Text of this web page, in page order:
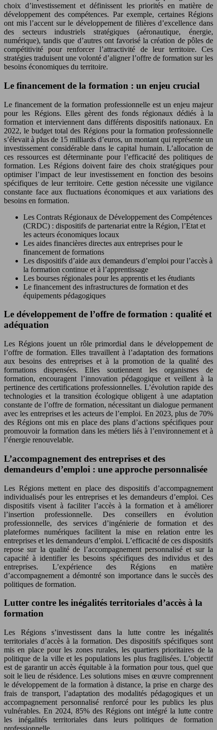
choix d’investissement et définissent les priorités en matière de
développement des compétences. Par exemple, certaines Régions
ont mis l’accent sur le développement de filières d’excellence dans
des secteurs industriels stratégiques (aéronautique, énergie,
numérique), tandis que d’autres ont favorisé la création de pôles de
compétitivité pour renforcer l’attractivité de leur territoire. Ces
stratégies traduisent une volonté d’aligner l’offre de formation sur les
besoins économiques du territoire.
Le financement de la formation : un enjeu crucial
Le financement de la formation professionnelle est un enjeu majeur
pour les Régions. Elles gèrent des fonds régionaux dédiés à la
formation et interviennent dans différents dispositifs nationaux. En
2022, le budget total des Régions pour la formation professionnelle
s’élevait à plus de 15 milliards d’euros, un montant qui représente un
investissement considérable dans le capital humain. L’allocation de
ces ressources est déterminante pour l’efficacité des politiques de
formation. Les Régions doivent faire des choix stratégiques pour
optimiser l’impact de leur investissement en fonction des besoins
spécifiques de leur territoire. Cette gestion nécessite une vigilance
constante face aux fluctuations économiques et aux variations des
besoins en formation.
Les Contrats Régionaux de Développement des Compétences
(CRDC) : dispositifs de partenariat entre la Région, l’Etat et
les acteurs économiques locaux
Les aides financières directes aux entreprises pour le
financement de formations
Les dispositifs d’aide aux demandeurs d’emploi pour l’accès à
la formation continue et à l’apprentissage
Les bourses régionales pour les apprentis et les étudiants
Le financement des infrastructures de formation et des
équipements pédagogiques
Le développement de l’offre de formation : qualité et
adéquation
Les Régions jouent un rôle primordial dans le développement de
l’offre de formation. Elles travaillent à l’adaptation des formations
aux besoins des entreprises et à la promotion de la qualité des
formations dispensées. Elles soutiennent les organismes de
formation, encouragent l’innovation pédagogique et veillent à la
pertinence des certifications professionnelles. L’évolution rapide des
technologies et la transition écologique obligent à une adaptation
constante de l’offre de formation, nécessitant un dialogue permanent
avec les entreprises et les acteurs de l’emploi. En 2023, plus de 70%
des Régions ont mis en place des plans d’actions spécifiques pour
promouvoir la formation dans les métiers liés à l’environnement et à
l’énergie renouvelable.
L’accompagnement des entreprises et des
demandeurs d’emploi : une approche personnalisée
Les Régions mettent en place des dispositifs d’accompagnement
individualisés pour les entreprises et les demandeurs d’emploi. Ces
dispositifs visent à faciliter l’accès à la formation et à améliorer
l’insertion professionnelle. Des conseillers en évolution
professionnelle, des services d’ingénierie de formation et des
plateformes numériques facilitent la mise en relation entre les
entreprises et les demandeurs d’emploi. L’efficacité de ces dispositifs
repose sur la qualité de l’accompagnement personnalisé et sur la
capacité à identifier les besoins spécifiques des individus et des
entreprises. L’expérience des Régions en matière
d’accompagnement a démontré son importance dans le succès des
politiques de formation.
Lutter contre les inégalités territoriales d’accès à la
formation
Les Régions s’investissent dans la lutte contre les inégalités
territoriales d’accès à la formation. Des dispositifs spécifiques sont
mis en place pour les zones rurales, les quartiers prioritaires de la
politique de la ville et les populations les plus fragilisées. L’objectif
est de garantir un accès équitable à la formation pour tous, quel que
soit le lieu de résidence. Les solutions mises en œuvre comprennent
le développement de la formation à distance, la prise en charge des
frais de transport, l’adaptation des modalités pédagogiques et un
accompagnement personnalisé renforcé pour les publics les plus
vulnérables. En 2024, 85% des Régions ont intégré la lutte contre
les inégalités territoriales dans leurs politiques de formation
professionnelle.